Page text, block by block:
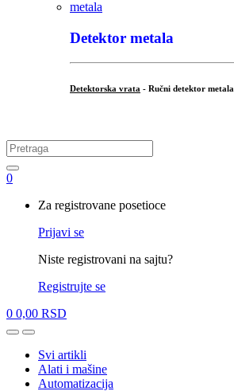
Detektor metala
Detektorska vrata - Ručni detektor metala
Search
for:
0
Za registrovane posetioce
Prijavi se
Niste registrovani na sajtu?
Registrujte se
0 0,00 RSD
OpenClose
Svi artikli
Alati i mašine
Automatizacija